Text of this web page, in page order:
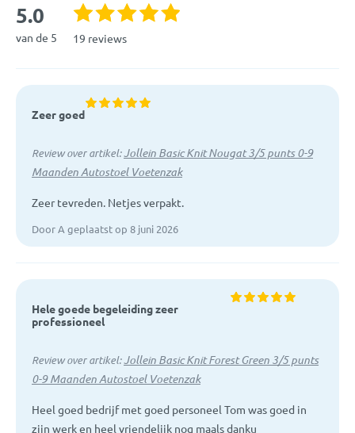
5.0
van de 5 19 reviews
Zeer goed
Review over artikel:Jollein Basic Knit Nougat 3/5 punts 0-9
Maanden Autostoel Voetenzak
Zeer tevreden. Netjes verpakt.
Door A geplaatst op 8 juni 2026
Hele goede begeleiding zeer
professioneel
Review over artikel:Jollein Basic Knit Forest Green 3/5 punts
0-9 Maanden Autostoel Voetenzak
Heel goed bedrijf met goed personeel Tom was goed in
zijn werk en heel vriendelijk nog maals danku